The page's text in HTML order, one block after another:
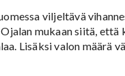
viljeltävä
mukaan siitä,
Lisäksi valon määrä